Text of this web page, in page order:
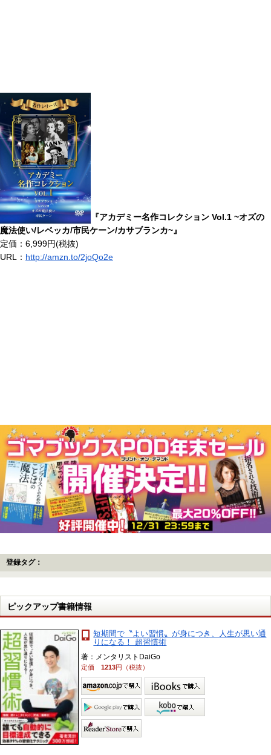
『アカデミー名作コレクション Vol.1 ~オズの
魔法使い/レベッカ/市民ケーン/カサブランカ~』
定価：6,999円(税抜)
URL： http://amzn.to/2joQo2e
登録タグ：
ピックアップ書籍情報
短期間で〝よい習慣〟が身につき、人生が思い通
りになる！ 超習慣術
著：メンタリストDaiGo
定価1213円（税抜）